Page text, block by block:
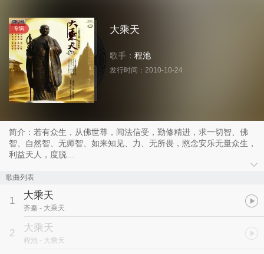
专辑 大乘天
歌手： 程池
发行时间： 2010-10-24
简介：若有众生，从佛世尊，闻法信受，勤修精进，求一切智、佛
智、自然智、无师智、如来知见、力、无所畏，愍念安乐无量众生，
利益天人，度脱
大乘天的称呼是对玄奘法师无上的尊崇。是福德智慧圆满的意思，无
上的正等正觉，没有比佛的境界再高的。
歌曲列表
1 大乘天
齐秦 - 大乘天
2 大乘天
程池 - 大乘天